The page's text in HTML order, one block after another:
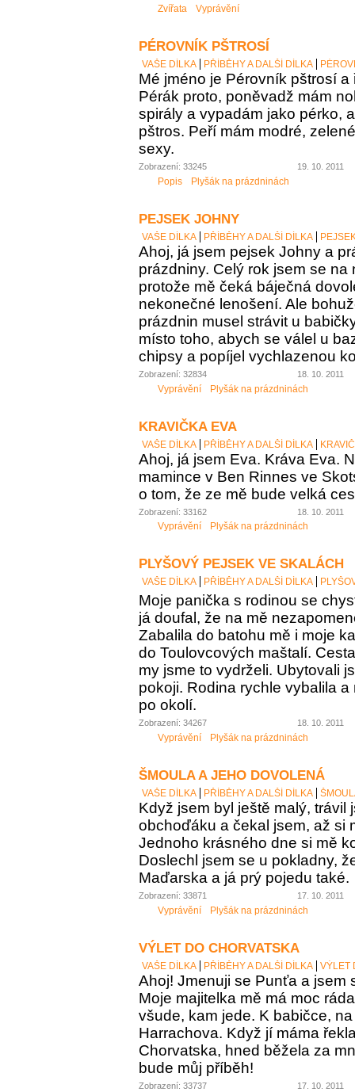
Zvířata Vyprávění
PÉROVNÍK PŠTROSÍ
VAŠE DÍLKA PŘÍBĚHY A DALŠÍ DÍLKA
Mé jméno je Pérovník pštrosí a
Pérák proto, poněvadž mám
spirály a vypadám jako pérko,
pštros. Peří mám modré,
sexy.
Zobrazení: 33245 19. 10. 2011
Popis Plyšák na prázdninách
PEJSEK JOHNY
VAŠE DÍLKA PŘÍBĚHY A DALŠÍ DÍLKA
Ahoj, já jsem pejsek Johny a
prázdniny. Celý rok jsem se na
protože mě čeká báječná
nekonečné lenošení. Ale
prázdnin musel strávit u
místo toho, abych se válel u
chipsy a popíjel vychlazenou
Zobrazení: 32834 18. 10. 2011
Vyprávění Plyšák na prázdninách
KRAVIČKA EVA
VAŠE DÍLKA PŘÍBĚHY A DALŠÍ DÍLKA
Ahoj, já jsem Eva. Kráva Eva.
mamince v Ben Rinnes ve
o tom, že ze mě bude velká
Zobrazení: 33162 18. 10. 2011
Vyprávění Plyšák na prázdninách
PLYŠOVÝ PEJSEK VE SKALÁCH
VAŠE DÍLKA PŘÍBĚHY A DALŠÍ DÍLKA
Moje panička s rodinou se
já doufal, že na mě
Zabalila do batohu mě i moje
do Toulovcových maštalí.
my jsme to vydrželi. Ubytovali
pokoji. Rodina rychle vybalila
po okolí.
Zobrazení: 34267 18. 10. 2011
Vyprávění Plyšák na prázdninách
ŠMOULA A JEHO DOVOLENÁ
VAŠE DÍLKA PŘÍBĚHY A DALŠÍ DÍLKA
Když jsem byl ještě malý, trávil
obchoďáku a čekal jsem, až si
Jednoho krásného dne si mě
Doslechl jsem se u pokladny,
Maďarska a já prý pojedu také.
Zobrazení: 33871 17. 10. 2011
Vyprávění Plyšák na prázdninách
VÝLET DO CHORVATSKA
VAŠE DÍLKA PŘÍBĚHY A DALŠÍ DÍLKA VÝLET
Ahoj! Jmenuji se Punťa a jsem
Moje majitelka mě má moc
všude, kam jede. K babičce,
Harrachova. Když jí máma
Chorvatska, hned běžela za
bude můj příběh!
Zobrazení: 33737 17. 10. 2011